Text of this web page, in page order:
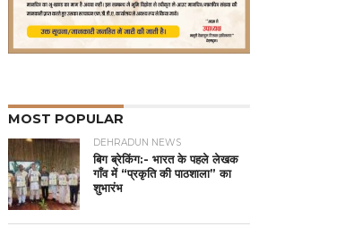
MOST POPULAR
DEHRADUN NEWS
बिग ब्रेकिंग:- भारत के पहले लेखक
गाँव में “प्रकृति की पाठशाला” का
शुभारंभ